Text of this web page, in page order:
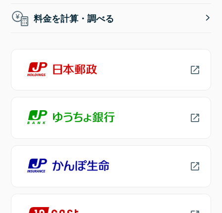
料金を計算・調べる